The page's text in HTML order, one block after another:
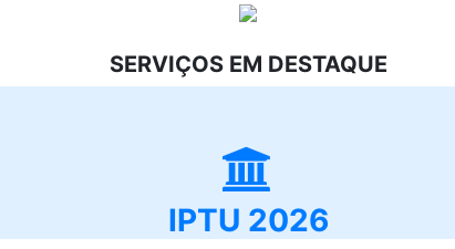
SERVIÇOS EM DESTAQUE
IPTU 2026